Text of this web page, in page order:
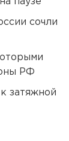
сочли
РФ
затяжной